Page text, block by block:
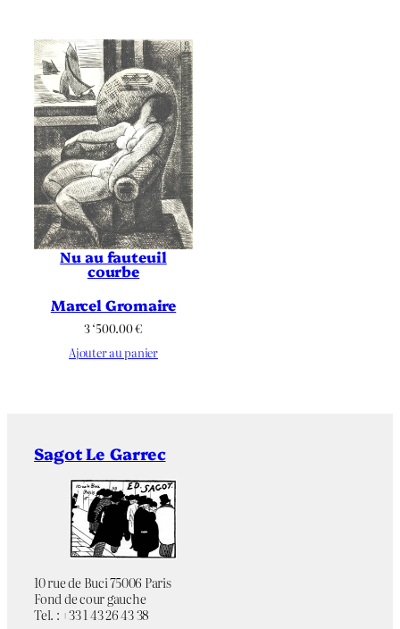
Nu au fauteuil
courbe
Marcel Gromaire
3 ‘500.00€
Ajouter au panier
Sagot Le Garrec
10 rue de Buci 75006 Paris
Fond de cour gauche
Tel. : +33 1 43 26 43 38